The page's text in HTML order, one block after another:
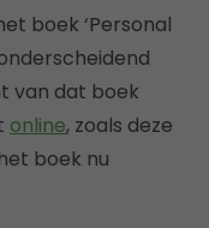
boek ‘Personal
van dat boek
online, zoals deze
boek nu